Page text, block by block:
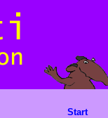
Start